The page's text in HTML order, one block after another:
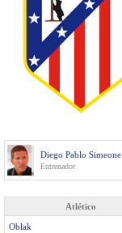
Diego Pablo Simeone
Entrenador
Atlético
Oblak